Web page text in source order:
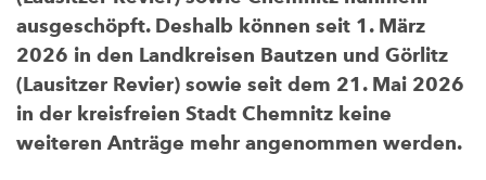
ausgeschöpft. Deshalb können seit 1. März
2026 in den Landkreisen Bautzen und Görlitz
(Lausitzer Revier) sowie seit dem 21. Mai 2026
in der kreisfreien Stadt Chemnitz keine
weiteren Anträge mehr angenommen werden.